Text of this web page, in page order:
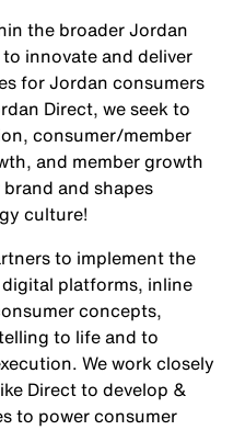
the broader Jordan
innovate and deliver
for Jordan consumers
Direct, we seek to
consumer/member
and member growth
and shapes
culture!
to implement the
platforms, inline
concepts,
to life and to
We work closely
Direct to develop &
to power consumer